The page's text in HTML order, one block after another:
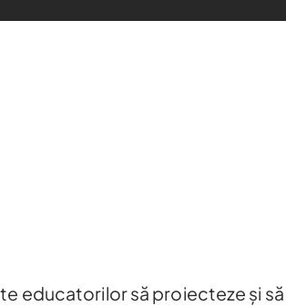
educatorilor să proiecteze și